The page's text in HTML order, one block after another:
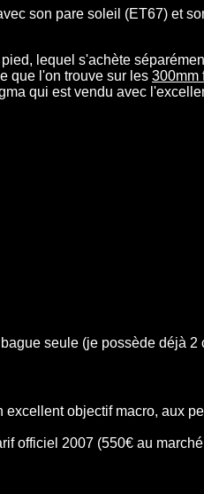
son pare soleil (ET67) et
lequel s'achète
que l'on trouve sur les 300mm
qui est vendu avec
seule (je possède déjà
excellent objectif macro, aux
officiel 2007 (550€ au